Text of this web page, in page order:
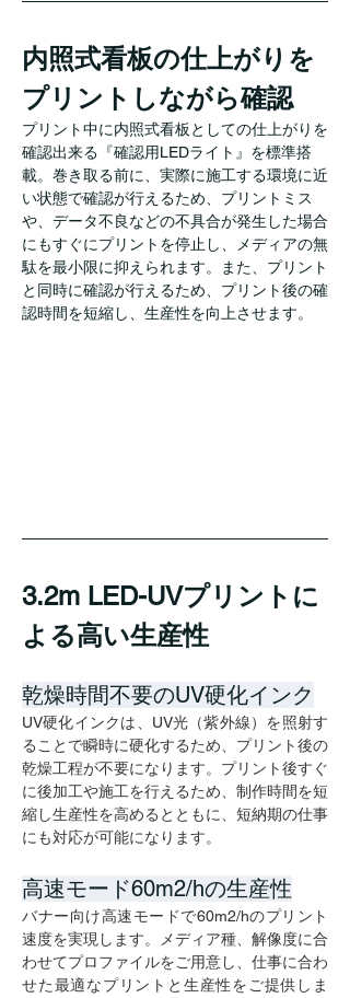
内照式看板の仕上がりを
プリントしながら確認
プリント中に内照式看板としての仕上がりを
確認出来る『確認用LEDライト』を標準搭
載。巻き取る前に、実際に施工する環境に近
い状態で確認が行えるため、プリントミス
や、データ不良などの不具合が発生した場合
にもすぐにプリントを停止し、メディアの無
駄を最小限に抑えられます。また、プリント
と同時に確認が行えるため、プリント後の確
認時間を短縮し、生産性を向上させます。
3.2m LED-UVプリントに
よる高い生産性
乾燥時間不要のUV硬化インク
UV硬化インクは、UV光（紫外線）を照射す
ることで瞬時に硬化するため、プリント後の
乾燥工程が不要になります。プリント後すぐ
に後加工や施工を行えるため、制作時間を短
縮し生産性を高めるとともに、短納期の仕事
にも対応が可能になります。
高速モード60m2/hの生産性
バナー向け高速モードで60m2/hのプリント
速度を実現します。メディア種、解像度に合
わせてプロファイルをご用意し、仕事に合わ
せた最適なプリントと生産性をご提供しま